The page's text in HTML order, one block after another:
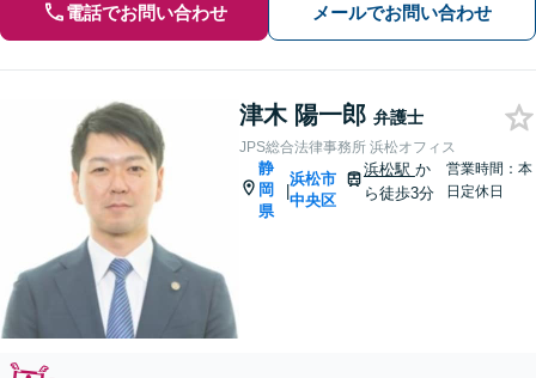
電話でお問い合わせ メールでお問い合わせ
津木 陽一郎 弁護士
JPS総合法律事務所 浜松オフィス
静
岡
県
|
浜松市
中央区
浜松駅 か
ら徒歩3分
営業時間：本
日定休日